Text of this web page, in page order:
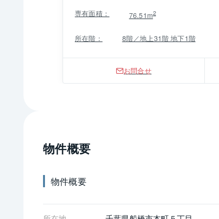
専有面積： 76.51m2
所在階： 8階／地上31階 地下1階
お問合せ
物件概要
物件概要